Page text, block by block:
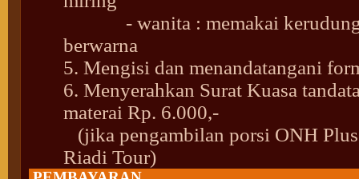
- wanita : memakai
berwarna
5. Mengisi dan menandatangani
6. Menyerahkan Surat Kuasa
materai Rp. 6.000,-
(jika pengambilan porsi ONH
Riadi Tour)